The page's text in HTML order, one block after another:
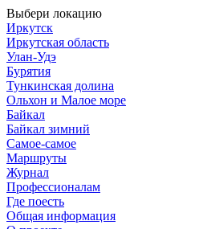
Выбери локацию
Иркутск
Иркутская область
Улан-Удэ
Бурятия
Тункинская долина
Ольхон и Малое море
Байкал
Байкал зимний
Самое-самое
Маршруты
Журнал
Профессионалам
Где поесть
Общая информация